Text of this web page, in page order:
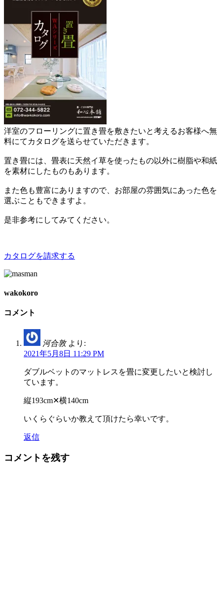
洋室のフローリングに置き畳を敷きたいと考えるお客様へ無
料にてカタログを送らせていただきます。
置き畳には、畳表に天然イ草を使ったもの以外に樹脂や和紙
を素材にしたものもあります。
また色も豊富にありますので、お部屋の雰囲気にあった色を
選ぶこともできますよ。
是非参考にしてみてください。
カタログを請求する
wakokoro
コメント
河合敦 より:
2021年5月8日 11:29 PM
ダブルベットのマットレスを畳に変更したいと検討し
ています。
縦193cm✕横140cm
いくらぐらいか教えて頂けたら幸いです。
返信
コメントを残す